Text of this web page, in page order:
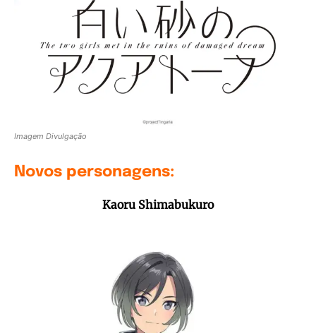
Imagem Divulgação
Novos personagens:
Kaoru Shimabukuro